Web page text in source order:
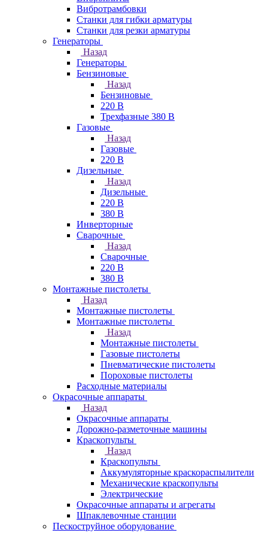
Вибротрамбовки
Станки для гибки арматуры
Станки для резки арматуры
Генераторы
Назад
Генераторы
Бензиновые
Назад
Бензиновые
220 В
Трехфазные 380 В
Газовые
Назад
Газовые
220 В
Дизельные
Назад
Дизельные
220 В
380 В
Инверторные
Сварочные
Назад
Сварочные
220 В
380 В
Монтажные пистолеты
Назад
Монтажные пистолеты
Монтажные пистолеты
Назад
Монтажные пистолеты
Газовые пистолеты
Пневматические пистолеты
Пороховые пистолеты
Расходные материалы
Окрасочные аппараты
Назад
Окрасочные аппараты
Дорожно-разметочные машины
Краскопульты
Назад
Краскопульты
Аккумуляторные краскораспылители
Механические краскопульты
Электрические
Окрасочные аппараты и агрегаты
Шпаклевочные станции
Пескоструйное оборудование